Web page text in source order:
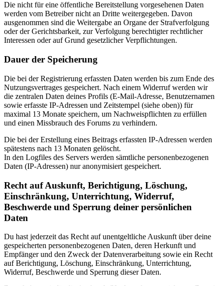
Die nicht für eine öffentliche Bereitstellung vorgesehenen Daten
werden vom Betreiber nicht an Dritte weitergegeben. Davon
ausgenommen sind die Weitergabe an Organe der Strafverfolgung
oder der Gerichtsbarkeit, zur Verfolgung berechtigter rechtlicher
Interessen oder auf Grund gesetzlicher Verpflichtungen.
Dauer der Speicherung
Die bei der Registrierung erfassten Daten werden bis zum Ende des
Nutzungsvertrages gespeichert. Nach einem Widerruf werden wir
die zentralen Daten deines Profils (E-Mail-Adresse, Benutzernamen
sowie erfasste IP-Adressen und Zeitstempel (siehe oben)) für
maximal 13 Monate speichern, um Nachweispflichten zu erfüllen
und einen Missbrauch des Forums zu verhindern.
Die bei der Erstellung eines Beitrags erfassten IP-Adressen werden
spätestens nach 13 Monaten gelöscht.
In den Logfiles des Servers werden sämtliche personenbezogenen
Daten (IP-Adressen) nur anonymisiert gespeichert.
Recht auf Auskunft, Berichtigung, Löschung,
Einschränkung, Unterrichtung, Widerruf,
Beschwerde und Sperrung deiner persönlichen
Daten
Du hast jederzeit das Recht auf unentgeltliche Auskunft über deine
gespeicherten personenbezogenen Daten, deren Herkunft und
Empfänger und den Zweck der Datenverarbeitung sowie ein Recht
auf Berichtigung, Löschung, Einschränkung, Unterrichtung,
Widerruf, Beschwerde und Sperrung dieser Daten.